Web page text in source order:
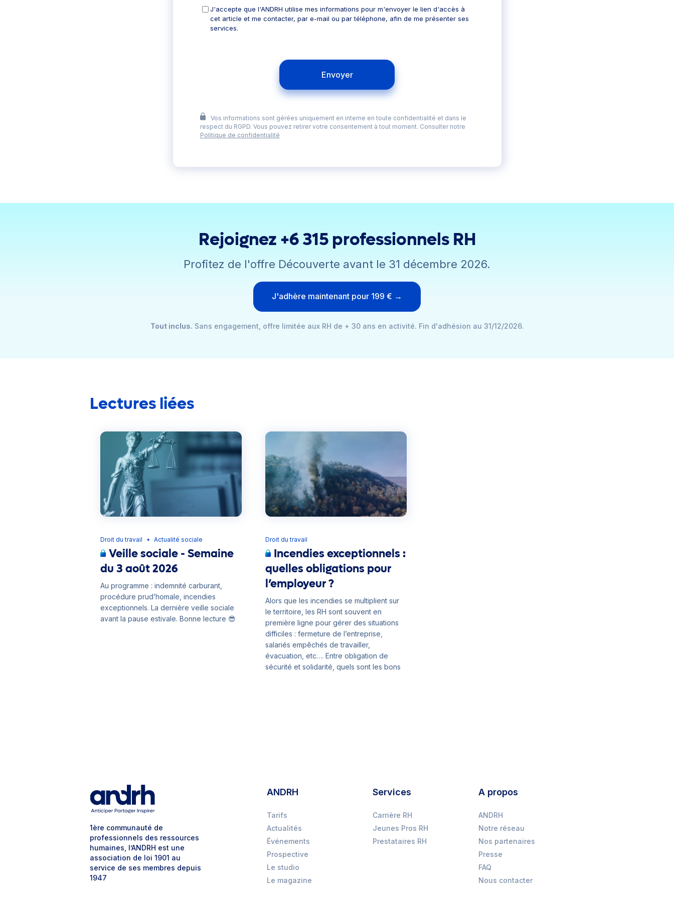
J'accepte que l'ANDRH utilise mes informations pour m'envoyer le lien d'accès à
cet article et me contacter, par e-mail ou par téléphone, afin de me présenter ses
services.
Envoyer
Vos informations sont gérées uniquement en interne en toute confidentialité et dans le
respect du RGPD. Vous pouvez retirer votre consentement à tout moment. Consulter notre
Politique de confidentialité
Rejoignez +6 315 professionnels RH
Profitez de l'offre Découverte avant le 31 décembre 2026.
J'adhère maintenant pour 199 € →
Tout inclus. Sans engagement, offre limitée aux RH de + 30 ans en activité. Fin d'adhésion au 31/12/2026.
Lectures liées
Droit du travail ● Actualité sociale
Veille sociale - Semaine
du 3 août 2026
Au programme : indemnité carburant,
procédure prud’homale, incendies
exceptionnels. La dernière veille sociale
avant la pause estivale. Bonne lecture 😎
Droit du travail
Incendies exceptionnels :
quelles obligations pour
l’employeur ?
Alors que les incendies se multiplient sur
le territoire, les RH sont souvent en
première ligne pour gérer des situations
difficiles : fermeture de l’entreprise,
salariés empêchés de travailler,
évacuation, etc…. Entre obligation de
sécurité et solidarité, quels sont les bons
1ère communauté de
professionnels des ressources
humaines, l’ANDRH est une
association de loi 1901 au
service de ses membres depuis
1947
ANDRH
Tarifs
Actualités
Événements
Prospective
Le studio
Le magazine
Services
Carrière RH
Jeunes Pros RH
Prestataires RH
A propos
ANDRH
Notre réseau
Nos partenaires
Presse
FAQ
Nous contacter